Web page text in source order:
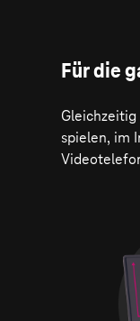
Für die
spielen, im